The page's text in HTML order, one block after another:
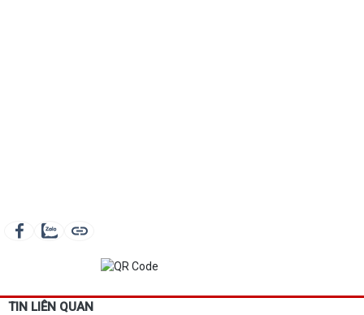
TIN LIÊN QUAN